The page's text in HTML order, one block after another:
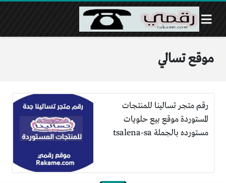
موقع تسالي
رقم متجر تسالينا للمنتجات
المستوردة موقع بيع حلويات
مستورده بالجملة tsalena-sa